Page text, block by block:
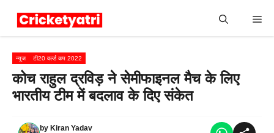
न्यूज टी20 वर्ल्ड कप 2022
कोच राहुल द्रविड़ ने सेमीफाइनल मैच के लिए
भारतीय टीम में बदलाव के दिए संकेत
by Kiran Yadav